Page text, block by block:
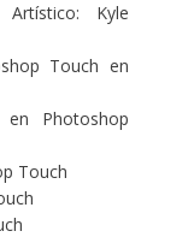
Artístico: Kyle
Touch en
en Photoshop
Touch